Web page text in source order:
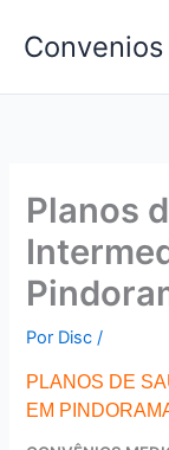
para
conteúdo
Planos
Por Disc/
PLANOS DE
EM